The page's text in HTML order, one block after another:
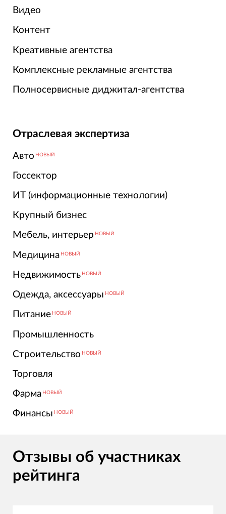
Видео
Контент
Креативные агентства
Комплексные рекламные агентства
Полносервисные диджитал-агентства
Отраслевая экспертиза
Авто НОВЫЙ
Госсектор
ИТ (информационные технологии)
Крупный бизнес
Мебель, интерьер НОВЫЙ
Медицина НОВЫЙ
Недвижимость НОВЫЙ
Одежда, аксессуары НОВЫЙ
Питание НОВЫЙ
Промышленность
Строительство НОВЫЙ
Торговля
Фарма НОВЫЙ
Финансы НОВЫЙ
Отзывы об участниках
рейтинга